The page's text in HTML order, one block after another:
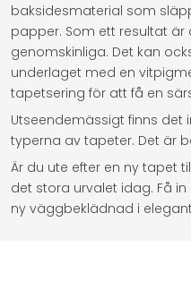
baksidesmaterial som
papper. Som ett resultat är
genomskinliga. Det kan
underlaget med en
tapetsering för att få en
Utseendemässigt finns det
typerna av tapeter. Det är
Är du ute efter en ny tapet
det stora urvalet idag. Få
ny väggbeklädnad i